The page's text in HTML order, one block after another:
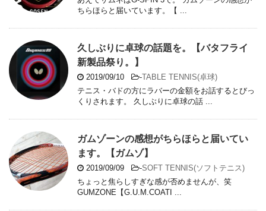
ちらほらと届いています。【 ...
久しぶりに卓球の話題を。【バタフライ
新製品祭り。】
2019/09/10 -TABLE TENNIS(卓球)
テニス・バドの方にラバーの金額をお話するとびっ
くりされます。 久しぶりに卓球の話 ...
ガムゾーンの感想がちらほらと届いてい
ます。【ガムゾ】
2019/09/09 -SOFT TENNIS(ソフトテニス)
ちょっと焦らしすぎな感が否めませんが、笑
GUMZONE【G.U.M.COATI ...